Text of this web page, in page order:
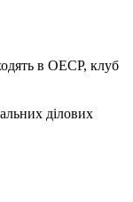
в ОЕСР, клуб
ділових